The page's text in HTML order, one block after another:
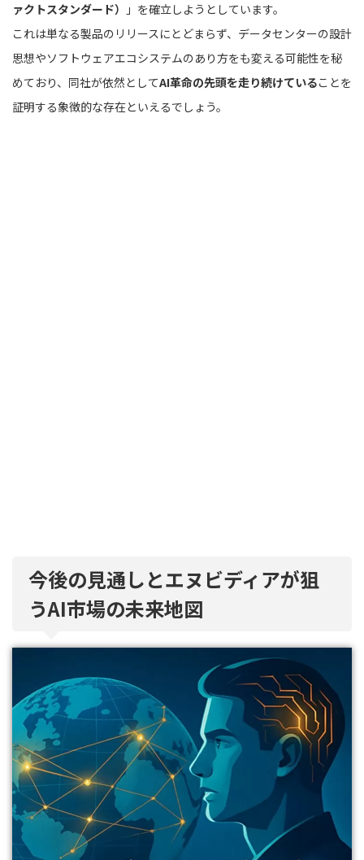
ァクトスタンダード）
」を確立しようとしています。
これは単なる製品のリリースにとどまらず、データセンターの設計
思想やソフトウェアエコシステムのあり方をも変える可能性を秘
めており、同社が依然としてAI革命の先頭を走り続けていることを
証明する象徴的な存在といえるでしょう。
今後の見通しとエヌビディアが狙
うAI市場の未来地図